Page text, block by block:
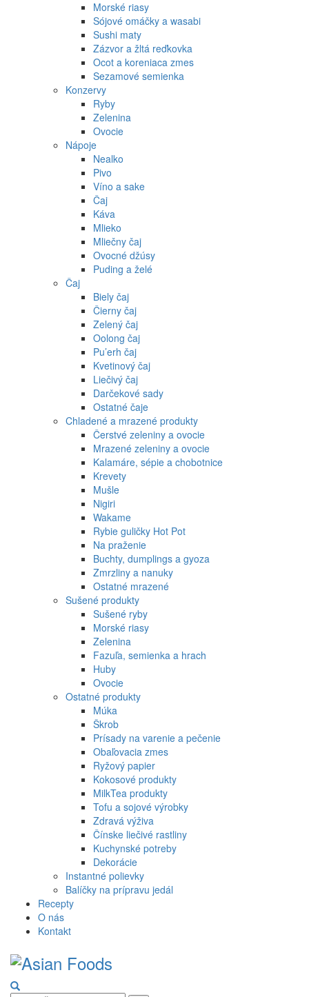
Morské riasy
Sójové omáčky a wasabi
Sushi maty
Zázvor a žltá reďkovka
Ocot a koreniaca zmes
Sezamové semienka
Konzervy
Ryby
Zelenina
Ovocie
Nápoje
Nealko
Pivo
Víno a sake
Čaj
Káva
Mlieko
Mliečny čaj
Ovocné džúsy
Puding a želé
Čaj
Biely čaj
Čierny čaj
Zelený čaj
Oolong čaj
Pu’erh čaj
Kvetinový čaj
Liečivý čaj
Darčekové sady
Ostatné čaje
Chladené a mrazené produkty
Čerstvé zeleniny a ovocie
Mrazené zeleniny a ovocie
Kalamáre, sépie a chobotnice
Krevety
Mušle
Nigiri
Wakame
Rybie guličky Hot Pot
Na praženie
Buchty, dumplings a gyoza
Zmrzliny a nanuky
Ostatné mrazené
Sušené produkty
Sušené ryby
Morské riasy
Zelenina
Fazuľa, semienka a hrach
Huby
Ovocie
Ostatné produkty
Múka
Škrob
Prísady na varenie a pečenie
Obaľovacia zmes
Ryžový papier
Kokosové produkty
MilkTea produkty
Tofu a sojové výrobky
Zdravá výživa
Čínske liečivé rastliny
Kuchynské potreby
Dekorácie
Instantné polievky
Balíčky na prípravu jedál
Recepty
O nás
Kontakt